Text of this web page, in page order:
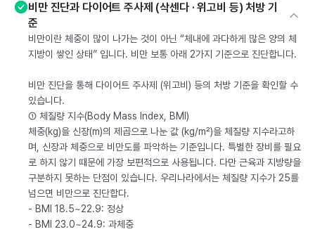
비만 진단과 다이어트 주사제 (삭센다 · 위고비 등) 처방 기
준
비만이란 체중이 많이 나가는 것이 아닌 “체내에 과다하게 많은 양의 체
지방이 쌓인 상태” 입니다. 비만 보통 아래 2가지 기준으로 진단합니다.
비만 진단을 통해 다이어트 주사제 (위고비) 등의 처방 기준을 확인할 수
있습니다.
① 체질량 지수(Body Mass Index, BMI)
체중(kg)을 신장(m)의 제곱으로 나눈 값 (kg/m²)을 체질량 지수라고하
며, 신장과 체중으로 비만도를 파악하는 기준입니다. 특별한 장비를 필요
로 하지 않기 때문에 가장 보편적으로 사용됩니다. 다만 근육과 지방량을
구분하지 못하는 단점이 있습니다. 우리나라에서는 체질량 지수가 25를
넘으면 비만으로 진단합다.
- BMI 18.5~22.9: 정상
- BMI 23.0~24.9: 과체중